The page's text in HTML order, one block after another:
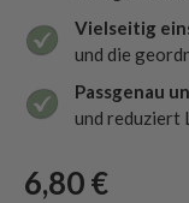
Vielseitig
und die
Passgenau
und reduziert
6,80 €